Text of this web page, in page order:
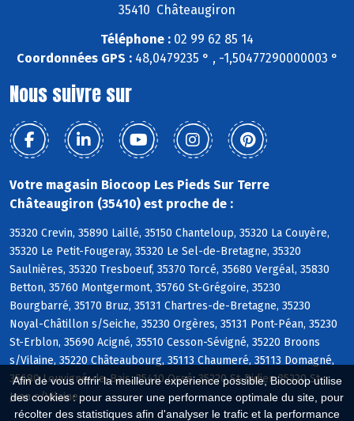
Afin de vous offrir la meilleure expérience possible, Biocoop utilise
des cookies : pour assurer une performance optimale du site, pour
récolter des statistiques afin d'analyser le trafic et la performance
35410 Châteaugiron
Téléphone : 02 99 62 85 14
Coordonnées GPS :48,0479235 ° , -1,50477290000003 °
Nous suivre sur
Votre magasin Biocoop Les Pieds Sur Terre
Châteaugiron (35410) est proche de :
35320 Crevin, 35890 Laillé, 35150 Chanteloup, 35320 La Couyère,
35320 Le Petit-Fougeray, 35320 Le Sel-de-Bretagne, 35320
Saulnières, 35320 Tresboeuf, 35370 Torcé, 35680 Vergéal, 35830
Betton, 35760 Montgermont, 35760 St-Grégoire, 35230
Bourgbarré, 35170 Bruz, 35131 Chartres-de-Bretagne, 35230
Noyal-Châtillon s/Seiche, 35230 Orgères, 35131 Pont-Péan, 35230
St-Erblon, 35690 Acigné, 35510 Cesson-Sévigné, 35220 Broons
s/Vilaine, 35220 Châteaubourg, 35113 Chaumeré, 35113 Domagné,
35680 Louvigné-de-Bais, 35410 Ossé, 35220 St-Didier, 35220 St-
Jean s/Vilaine